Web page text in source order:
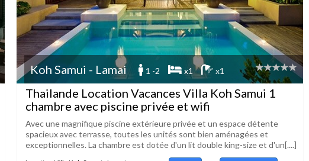
Koh Samui - Lamai 1 -2 x1 x1
Thailande Location Vacances Villa Koh Samui 1
chambre avec piscine privée et wifi
Avec une magnifique piscine extérieure privée et un espace détente
spacieux avec terrasse, toutes les unités sont bien aménagées et
exceptionnelles. La chambre est dotée d'un lit double king-size et d'un[....]